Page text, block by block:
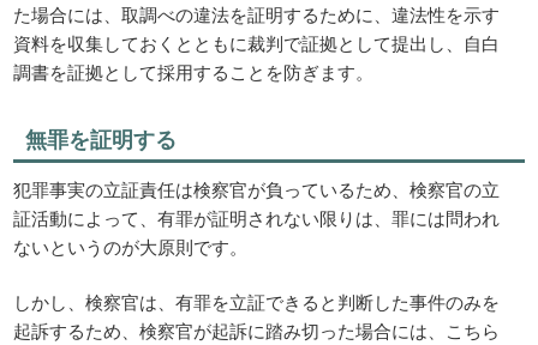
た場合には、取調べの違法を証明するために、違法性を示す
資料を収集しておくとともに裁判で証拠として提出し、自白
調書を証拠として採用することを防ぎます。
無罪を証明する
犯罪事実の立証責任は検察官が負っているため、検察官の立
証活動によって、有罪が証明されない限りは、罪には問われ
ないというのが大原則です。
しかし、検察官は、有罪を立証できると判断した事件のみを
起訴するため、検察官が起訴に踏み切った場合には、こちら